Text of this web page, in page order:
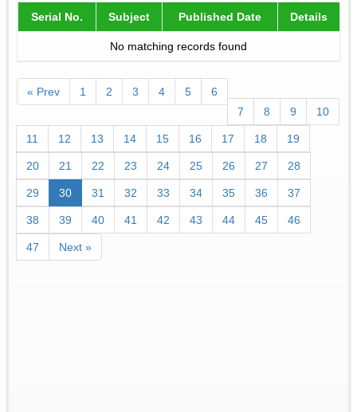
Serial No. Subject Published Date Details
No matching records found
« Prev 1 2 3 4 5
6
7
8 9 10
11 12 13 14 15 16 17 18 19
20 21 22 23 24 25 26 27 28
29 30 31 32 33 34 35 36 37
38 39 40 41 42 43 44 45 46
47 Next »